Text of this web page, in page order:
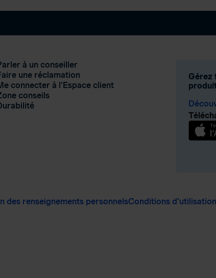
à un conseiller
une réclamation
connecter à l’Espace client
conseils
Gérez
des renseignements personnelsConditions d’utilisation